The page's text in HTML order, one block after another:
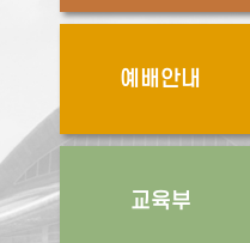
예배안내
교육부